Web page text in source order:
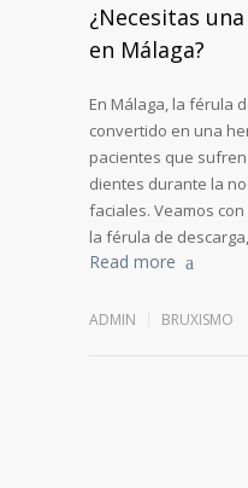
¿Necesitas
en Málaga?
En Málaga, la férula
convertido en una
pacientes que
dientes durante la
faciales. Veamos
la férula de
Read more
ADMIN BRUXISMO